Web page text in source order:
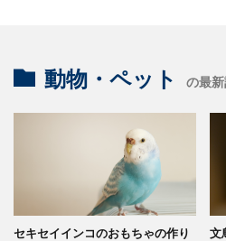
動物・ペット の最
セキセイインコのおもちゃの作り
文